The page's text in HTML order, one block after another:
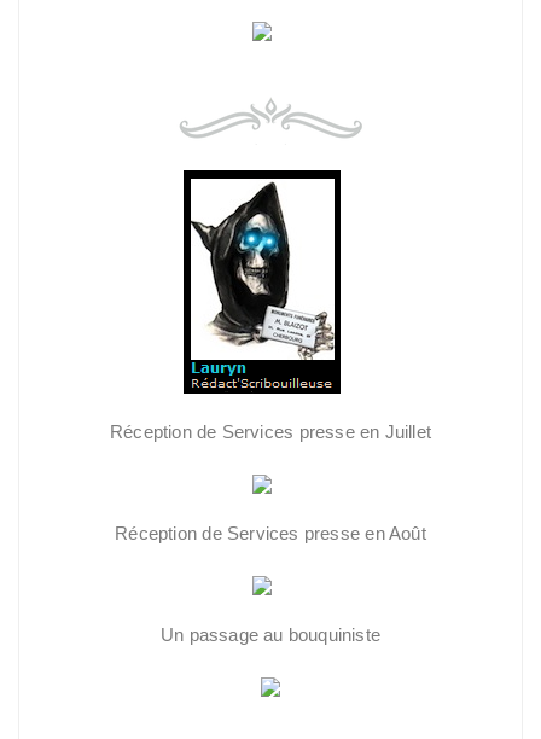
Réception de Services presse en Juillet
Réception de Services presse en Août
Un passage au bouquiniste